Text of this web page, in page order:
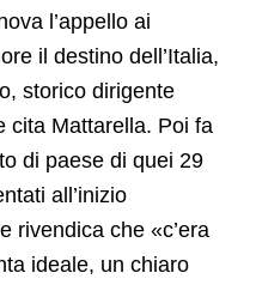
l’appello ai
il destino dell’Italia,
storico dirigente
cita Mattarella. Poi fa
di paese di quei 29
all’inizio
rivendica che «c’era
ideale, un chiaro